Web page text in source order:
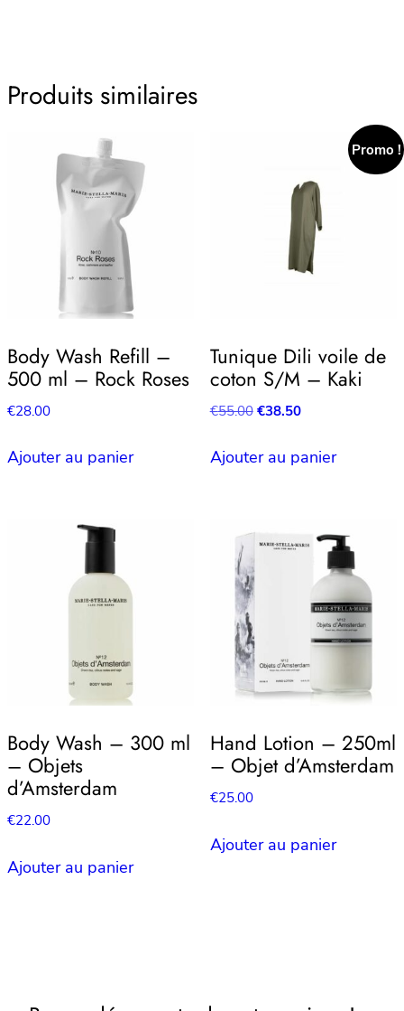
Produits similaires
Body Wash Refill –
500 ml – Rock Roses
€28.00
Ajouter au panier
Promo !
Tunique Dili voile de
coton S/M – Kaki
€55.00 Le
initial
€38.50Le
actuel
Ajouter au panier
Body Wash – 300 ml
– Objets
d’Amsterdam
€22.00
Ajouter au panier
Hand Lotion – 250ml
– Objet d’Amsterdam
€25.00
Ajouter au panier